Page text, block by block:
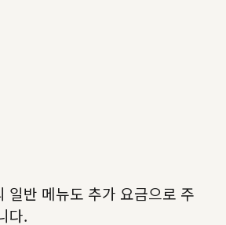
일반 메뉴도 추가 요금으로 주
다.